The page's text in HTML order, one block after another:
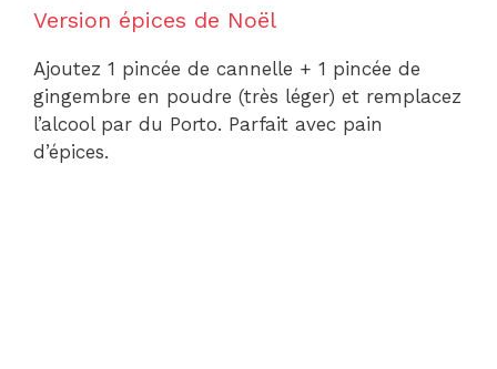
Version épices de Noël
Ajoutez 1 pincée de cannelle + 1 pincée de
gingembre en poudre (très léger) et remplacez
l’alcool par du Porto. Parfait avec pain
d’épices.